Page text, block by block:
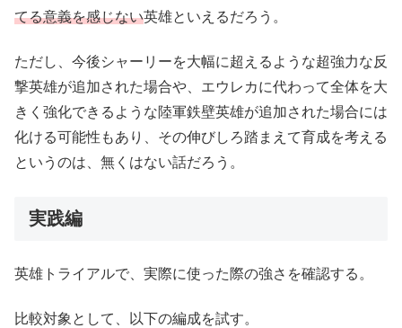
てる意義を感じない英雄といえるだろう。
ただし、今後シャーリーを大幅に超えるような超強力な反
撃英雄が追加された場合や、エウレカに代わって全体を大
きく強化できるような陸軍鉄壁英雄が追加された場合には
化ける可能性もあり、その伸びしろ踏まえて育成を考える
というのは、無くはない話だろう。
実践編
英雄トライアルで、実際に使った際の強さを確認する。
比較対象として、以下の編成を試す。